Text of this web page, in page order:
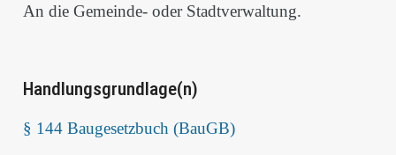
An die Gemeinde- oder Stadtverwaltung.
Handlungsgrundlage(n)
§ 144 Baugesetzbuch (BauGB)